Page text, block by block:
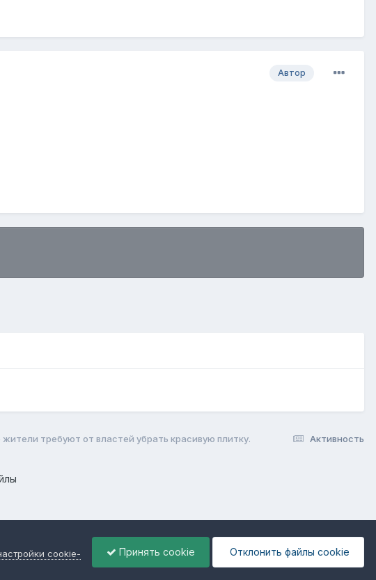
Автор
Активность
жители требуют от властей убрать красивую плитку.
cookie-
Принять cookie Отклонить файлы сookie